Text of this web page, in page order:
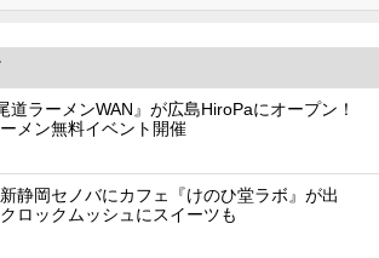
道ラーメンWAN』が広島HiroPaにオープン！
メン無料イベント開催
静岡セノバにカフェ『けのひ堂ラボ』が出
ロックムッシュにスイーツも